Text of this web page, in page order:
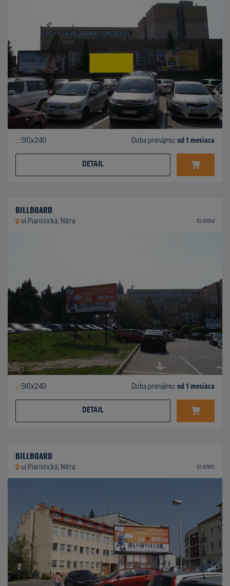
510x240 Doba prenájmu: od 1 mesiaca
DETAIL
BILLBOARD
ul.Piaristická, Nitra ID 41954
510x240 Doba prenájmu: od 1 mesiaca
DETAIL
BILLBOARD
ul.Piaristická, Nitra ID 41955